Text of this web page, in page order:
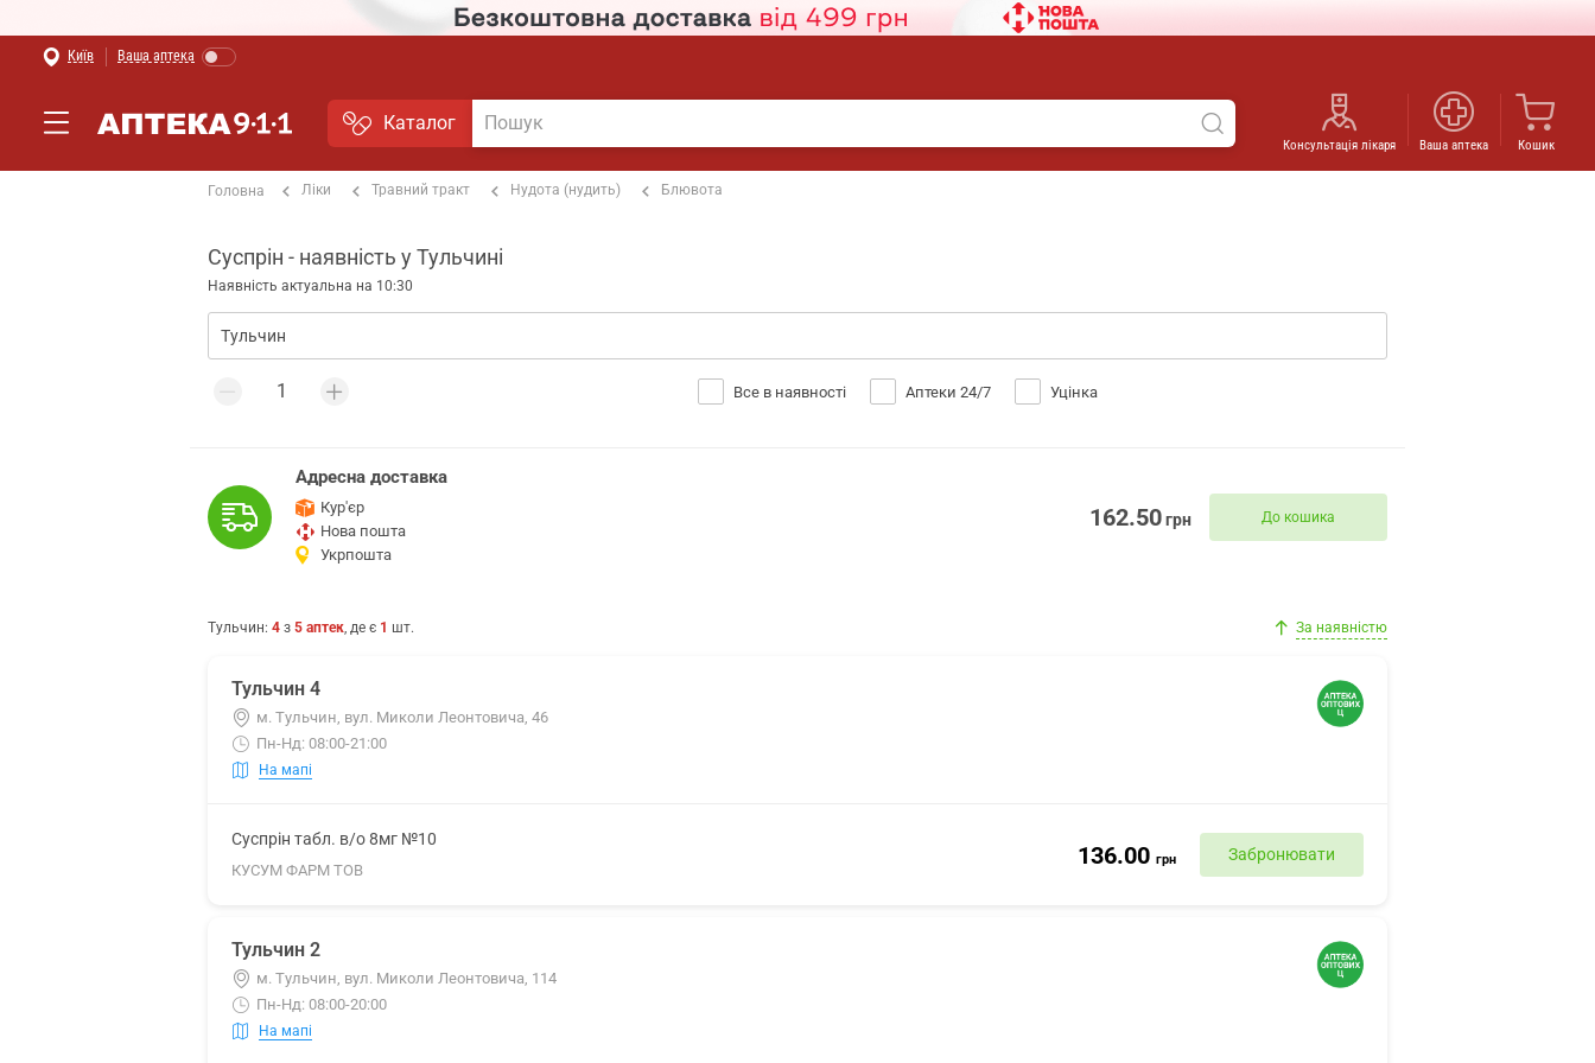
Київ Ваша аптека
Каталог
Консультація лікаря Ваша аптека Кошик
Головна Ліки Травний тракт Нудота (нудить) Блювота
Суспрін - наявність у Тульчині
Наявність актуальна на 10:30
Все в наявності Аптеки 24/7 Уцінка
Адресна доставка
Кур'єр
Нова пошта
Укрпошта
162.50грн До кошика
Тульчин: 4 з 5 аптек, де є 1 шт. За наявністю
Тульчин 4
м. Тульчин, вул. Миколи Леонтовича, 46
Пн-Нд: 08:00-21:00
На мапі
Суспрін табл. в/о 8мг №10
КУСУМ ФАРМ ТОВ
136.00 грн Забронювати
Тульчин 2
м. Тульчин, вул. Миколи Леонтовича, 114
Пн-Нд: 08:00-20:00
На мапі